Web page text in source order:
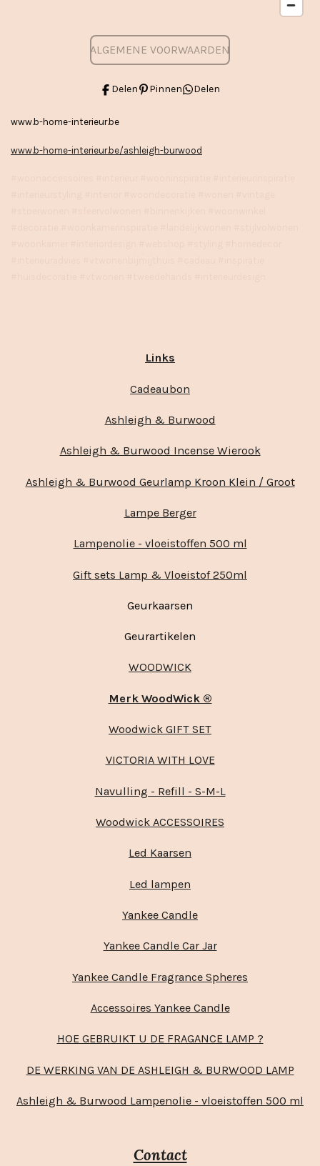
ALGEMENE VOORWAARDEN
Delen Pinnen Delen
www.b-home-interieur.be
www.b-home-interieur.be/ashleigh-burwood
Links
Cadeaubon
Ashleigh & Burwood
Ashleigh & Burwood Incense Wierook
Ashleigh & Burwood Geurlamp Kroon Klein / Groot
Lampe Berger
Lampenolie - vloeistoffen 500 ml
Gift sets Lamp & Vloeistof 250ml
Geurkaarsen
Geurartikelen
WOODWICK
Merk WoodWick ®
Woodwick GIFT SET
VICTORIA WITH LOVE
Navulling - Refill - S-M-L
Woodwick ACCESSOIRES
Led Kaarsen
Led lampen
Yankee Candle
Yankee Candle Car Jar
Yankee Candle Fragrance Spheres
Accessoires Yankee Candle
HOE GEBRUIKT U DE FRAGANCE LAMP ?
DE WERKING VAN DE ASHLEIGH & BURWOOD LAMP
Ashleigh & Burwood Lampenolie - vloeistoffen 500 ml
Contact